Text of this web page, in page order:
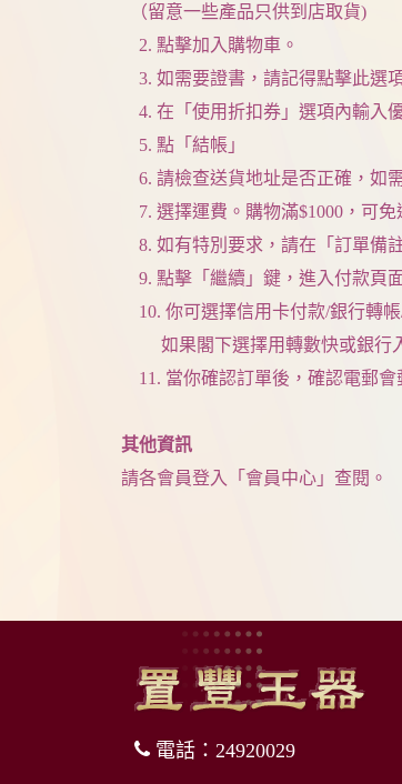
（留意一些產品只供到店取貨)
2. 點擊加入購物車。
3. 如需要證書，請記得點擊此選
4. 在「使用折扣券」選項內輸入
5. 點「結帳」
6. 請檢查送貨地址是否正確，如
7. 選擇運費。購物滿$1000，可免
8. 如有特別要求，請在「訂單備
9. 點擊「繼續」鍵，進入付款頁
10. 你可選擇信用卡付款/銀行轉帳
如果閣下選擇用轉數快或銀行入
11. 當你確認訂單後，確認電郵會
其他資訊
請各會員登入「會員中心」查閱。
電話：24920029